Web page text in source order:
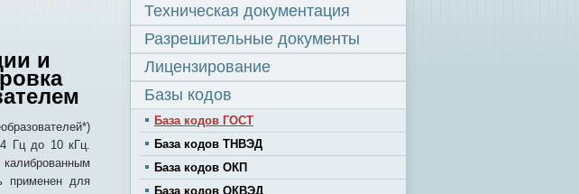
и
Гц до 10 кГц.
применен для
Техническая документация
Разрешительные документы
Лицензирование
Базы кодов
База кодов ГОСТ
База кодов ТНВЭД
База кодов ОКП
База кодов ОКВЭД